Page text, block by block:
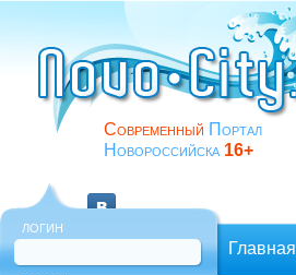
Современный Портал
Новороссийска 16+
ЛОГИН
Главная